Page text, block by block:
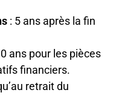
: 5 ans après la fin
ans pour les pièces
financiers.
retrait du